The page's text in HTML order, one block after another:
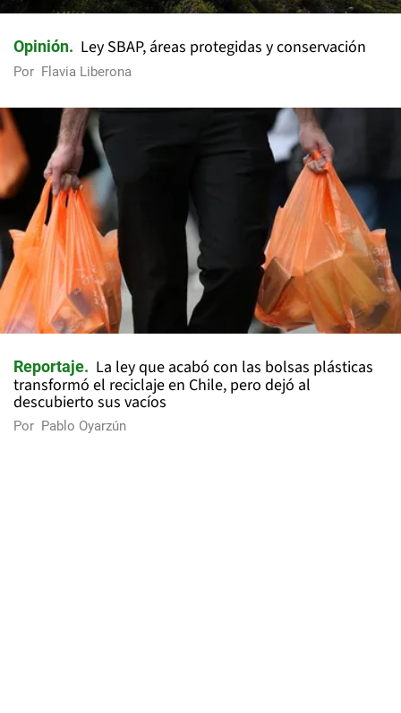
Opinión Ley SBAP, áreas protegidas y conservación
Por Flavia Liberona
Reportaje
La ley que acabó con las bolsas plásticas
transformó el reciclaje en Chile, pero dejó al
descubierto sus vacíos
Por Pablo Oyarzún